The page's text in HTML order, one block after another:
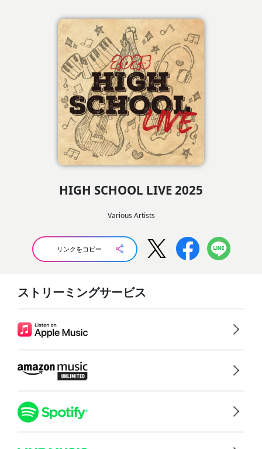
HIGH SCHOOL LIVE 2025
Various Artists
リンクをコピー
ストリーミングサービス